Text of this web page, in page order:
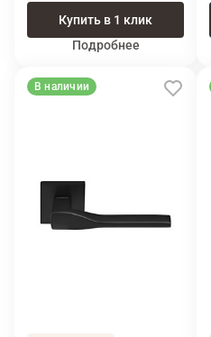
Купить в 1 клик
Подробнее
В наличии